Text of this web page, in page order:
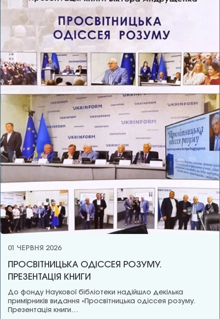
01 ЧЕРВНЯ 2026
ПРОСВІТНИЦЬКА ОДІССЕЯ РОЗУМУ.
ПРЕЗЕНТАЦІЯ КНИГИ
До фонду Наукової бібліотеки надійшло декілька
примірників видання «Просвітницька одіссея розуму.
Презентація книги…